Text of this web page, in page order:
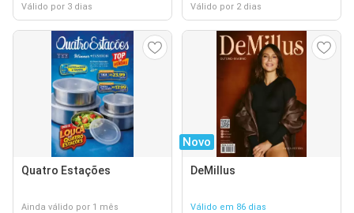
Válido por 3 dias Válido por 2 dias
Quatro Estações
Ainda válido por 1 mês
Novo
DeMillus
Válido em 86 dias